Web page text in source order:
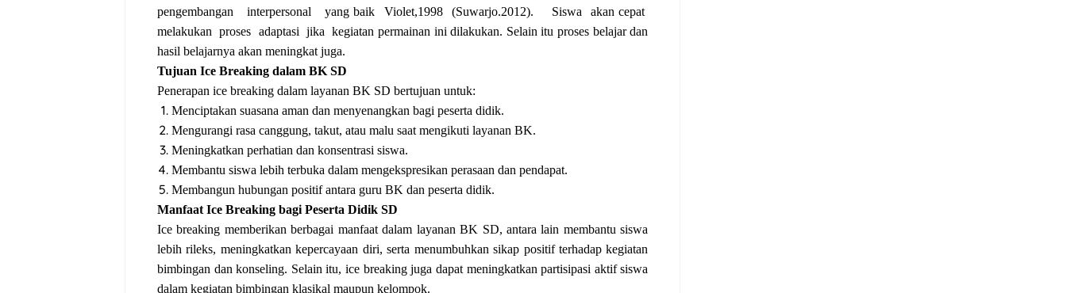
pengembangan
interpersonal yang baik Violet,1998 (Suwarjo.2012). Siswa
akan cepat
melakukan
proses adaptasi jika
kegiatan permainan ini dilakukan. Selain itu proses belajar dan
hasil belajarnya akan meningkat juga.
Tujuan Ice Breaking dalam BK SD
Penerapan ice breaking dalam layanan BK SD bertujuan untuk:
Menciptakan suasana aman dan menyenangkan bagi peserta didik.
Mengurangi rasa canggung, takut, atau malu saat mengikuti layanan BK.
Meningkatkan perhatian dan konsentrasi siswa.
Membantu siswa lebih terbuka dalam mengekspresikan perasaan dan pendapat.
Membangun hubungan positif antara guru BK dan peserta didik.
Manfaat Ice Breaking bagi Peserta Didik SD
Ice breaking memberikan berbagai manfaat dalam layanan BK SD, antara lain membantu siswa
lebih rileks, meningkatkan kepercayaan diri, serta menumbuhkan sikap positif terhadap kegiatan
bimbingan dan konseling. Selain itu, ice breaking juga dapat meningkatkan partisipasi aktif siswa
dalam kegiatan bimbingan klasikal maupun kelompok.